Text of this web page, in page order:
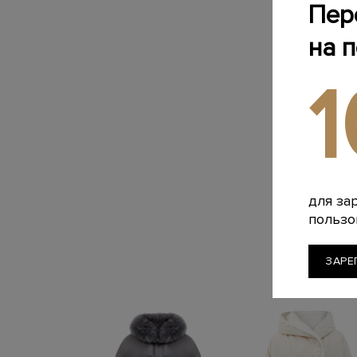
на
для